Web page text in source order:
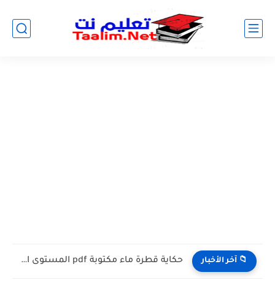
📁 آخر الأخبار مشروع الوحدة الماء والحياة الوحدة الخامسة المستوى الثالث projet de...